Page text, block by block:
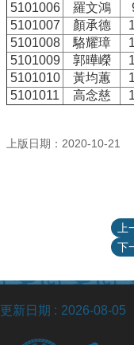
關
於
醫
工
課
學
工
究
網
5101006
羅文鴻
5101007
顏承德
5101008
駱耀璋
5101009
郭曄嶸
5101010
黃均蕙
5101011
高念慈
上版日期：2020-10-21
更新日期 2026-08-05